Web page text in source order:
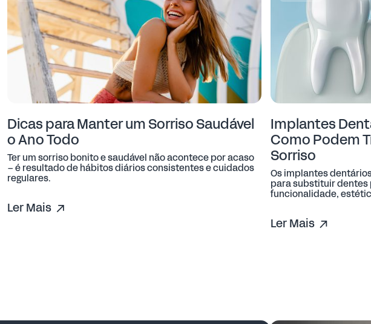
Dicas para Manter um Sorriso Saudável
o Ano Todo
Ter um sorriso bonito e saudável não acontece por acaso
– é resultado de hábitos diários consistentes e cuidados
regulares.
Ler Mais
Implantes
Como Podem
Sorriso
Os implantes
para substituir dentes
funcionalidade,
Ler Mais